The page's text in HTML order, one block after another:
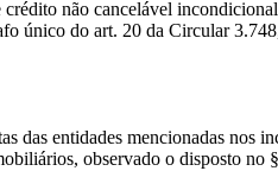
não cancelável
único do art. 20 da Circular
das entidades mencionadas nos
observado o disposto no